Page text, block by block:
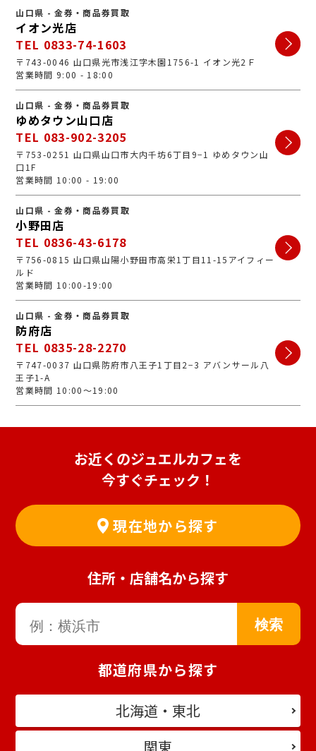
山口県 - 金券・商品券買取
イオン光店
TEL 0833-74-1603
〒743-0046 山口県光市浅江字木園1756-1 イオン光2Ｆ
営業時間 9:00 - 18:00
山口県 - 金券・商品券買取
ゆめタウン山口店
TEL 083-902-3205
〒753-0251 山口県山口市大内千坊6丁目9−1 ゆめタウン山
口1F
営業時間 10:00 - 19:00
山口県 - 金券・商品券買取
小野田店
TEL 0836-43-6178
〒756-0815 山口県山陽小野田市高栄1丁目11-15アイフィー
ルド
営業時間 10:00-19:00
山口県 - 金券・商品券買取
防府店
TEL 0835-28-2270
〒747-0037 山口県防府市八王子1丁目2−3 アバンサール八
王子1-A
営業時間 10:00～19:00
お近くのジュエルカフェを
今すぐチェック！
現在地から探す
住所・店舗名から探す
都道府県から探す
北海道・東北
関東